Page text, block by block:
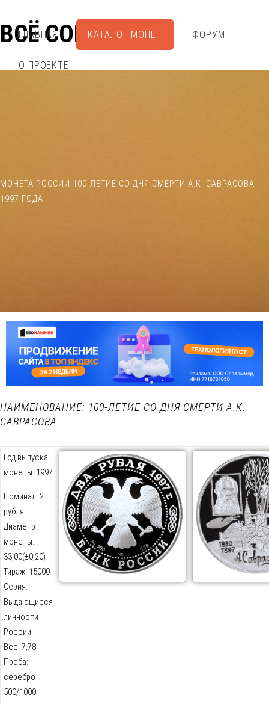
ВСЁ СОБРАЛ
ГЛАВНАЯ КАТАЛОГ МОНЕТ ФОРУМ
О ПРОЕКТЕ
МОНЕТА РОССИИ 100-ЛЕТИЕ СО ДНЯ СМЕРТИ А.К. САВРАСОВА -
1997 ГОДА
НАИМЕНОВАНИЕ: 100-ЛЕТИЕ СО ДНЯ СМЕРТИ А.К.
САВРАСОВА
Год выпуска
монеты: 1997
Номинал: 2
рубля
Диаметр
монеты:
33,00(±0,20)
Тираж: 15000
Серия:
Выдающиеся
личности
России
Вес: 7,78
Проба:
серебро
500/1000